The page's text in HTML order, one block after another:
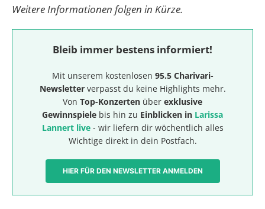
Weitere Informationen folgen in Kürze.
Bleib immer bestens informiert!
Mit unserem kostenlosen 95.5 Charivari-
Newsletterverpasst du keine Highlights mehr.
Von Top-Konzerten über exklusive
Gewinnspiele bis hin zu Einblicken in Larissa
Lannert live- wir liefern dir wöchentlich alles
Wichtige direkt in dein Postfach.
HIER FÜR DEN NEWSLETTER ANMELDEN